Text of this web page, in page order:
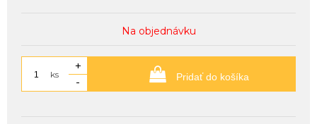
Na objednávku
ks
+
-
Pridať do košíka